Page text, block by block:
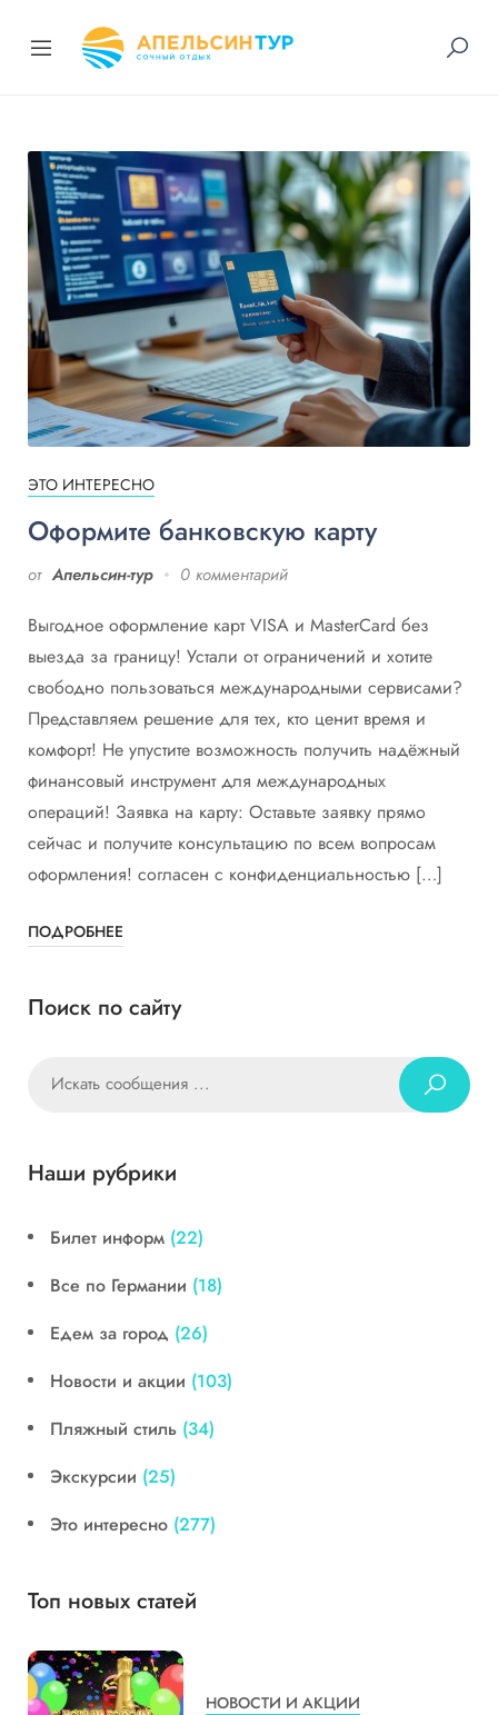
ЭТО ИНТЕРЕСНО
Оформите банковскую карту
от Апельсин-тур 0 комментарий
Выгодное оформление карт VISA и MasterCard без
выезда за границу! Устали от ограничений и хотите
свободно пользоваться международными сервисами?
Представляем решение для тех, кто ценит время и
комфорт! Не упустите возможность получить надёжный
финансовый инструмент для международных
операций! Заявка на карту: Оставьте заявку прямо
сейчас и получите консультацию по всем вопросам
оформления! согласен с конфиденциальностью […]
ПОДРОБНЕЕ
Поиск по сайту
Наши рубрики
Билет информ (22)
Все по Германии (18)
Едем за город (26)
Новости и акции (103)
Пляжный стиль (34)
Экскурсии (25)
Это интересно (277)
Топ новых статей
НОВОСТИ И АКЦИИ